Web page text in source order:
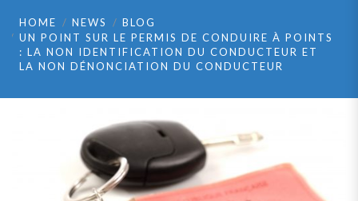
HOME NEWS
BLOG
UN POINT SUR LE PERMIS DE CONDUIRE À POINTS
: LA NON IDENTIFICATION DU CONDUCTEUR ET
LA NON DÉNONCIATION DU CONDUCTEUR